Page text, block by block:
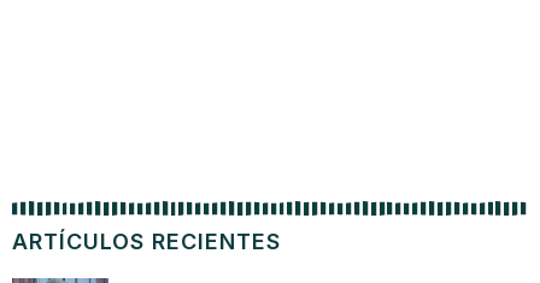
ARTÍCULOS RECIENTES